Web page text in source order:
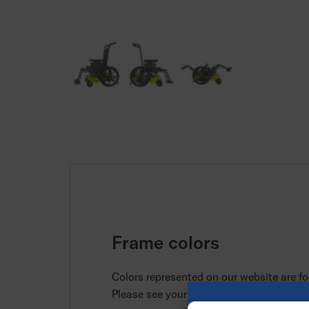
Frame colors
Colors represented on our website are
Please see your local provider for actual